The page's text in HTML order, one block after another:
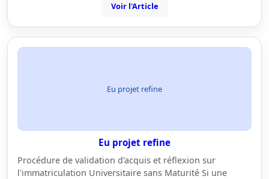
Voir l'Article
Eu projet refine
Eu projet refine
Procédure de validation d'acquis et réflexion sur
l'immatriculation Universitaire sans Maturité Si une